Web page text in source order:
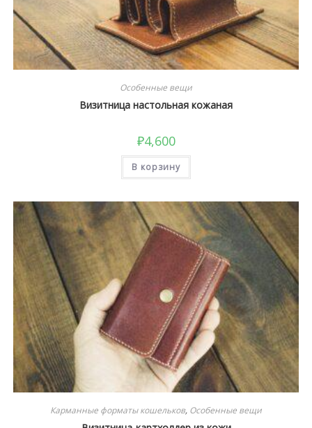
Особенные вещи
Визитница настольная кожаная
₽4,600
В корзину
Карманные форматы кошельков, Особенные вещи